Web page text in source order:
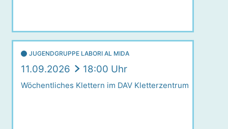
JUGENDGRUPPE LABORI AL MIDA
11.09.2026 18:00 Uhr
Wöchentliches Klettern im DAV Kletterzentrum